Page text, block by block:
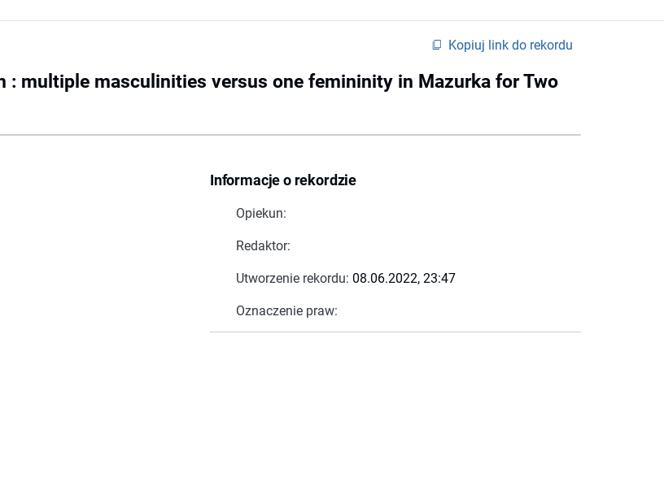
Kopiuj link do rekordu
: multiple masculinities versus one femininity in Mazurka for Two
Informacje o rekordzie
Opiekun:
Redaktor:
Utworzenie rekordu: 08.06.2022, 23:47
Oznaczenie praw: